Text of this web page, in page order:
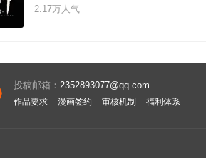
此一世，赵飞凭借着自己不堪的经历，在
霜巨龙、憎恶统统都是自己的好伙伴。这
主宰的末世。
2.17万人气
投稿邮箱： 2352893077@qq.com
作品要求 漫画签约 审核机制 福利体系